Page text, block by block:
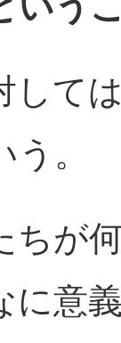
して
。
ちが
に意